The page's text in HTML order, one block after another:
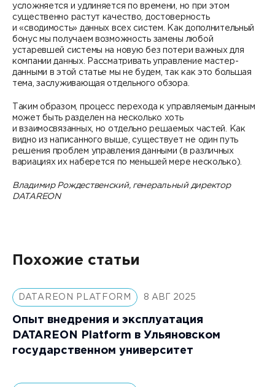
усложняется и удлиняется по времени, но при этом
существенно растут качество, достоверность
и «сводимость» данных всех систем. Как дополнительный
бонус мы получаем возможность замены любой
устаревшей системы на новую без потери важных для
компании данных. Рассматривать управление мастер-
данными в этой статье мы не будем, так как это большая
тема, заслуживающая отдельного обзора.
Таким образом, процесс перехода к управляемым данным
может быть разделен на несколько хоть
и взаимосвязанных, но отдельно решаемых частей. Как
видно из написанного выше, существует не один путь
решения проблем управления данными (в различных
вариациях их наберется по меньшей мере несколько).
Владимир Рождественский, генеральный директор
DATAREON
Похожие статьи
DATAREON PLATFORM 8 АВГ 2025
Опыт внедрения и эксплуатация
DATAREON Platform в Ульяновском
государственном университет